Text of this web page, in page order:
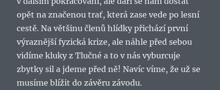
opět na značenou trať, která zase vede po lesní
cestě. Na většinu členů hlídky přichází první
výraznější fyzická krize, ale náhle před sebou
vidíme kluky z Tlučné a to v nás vyburcuje
zbytky sil a jdeme před ně! Navíc víme, že už se
musíme blížit do závěru závodu.